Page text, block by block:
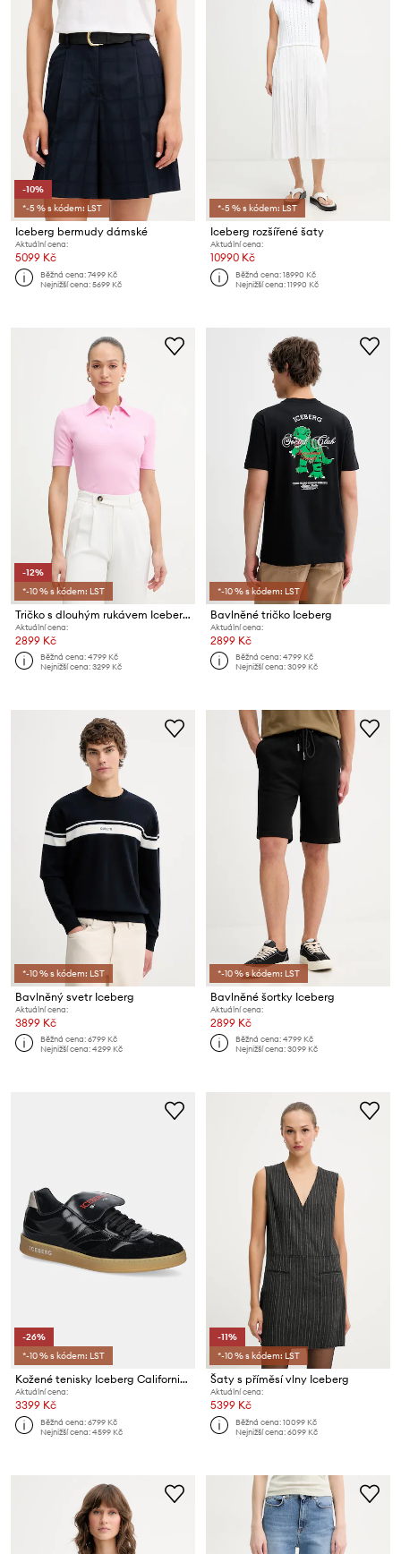
-10%
*-5 % s kódem: LST
Iceberg bermudy dámské
Aktuální cena:
5099 Kč
Běžná cena:7499 Kč
Nejnižší cena:5699 Kč
*-5 % s kódem: LST
Iceberg rozšířené šaty
Aktuální cena:
10990 Kč
Běžná cena:18990 Kč
Nejnižší cena:11990 Kč
-12%
*-10 % s kódem: LST
Tričko s dlouhým rukávem Iceberg
Aktuální cena:
2899 Kč
Běžná cena:4799 Kč
Nejnižší cena:3299 Kč
*-10 % s kódem: LST
Bavlněné tričko Iceberg
Aktuální cena:
2899 Kč
Běžná cena:4799 Kč
Nejnižší cena:3099 Kč
*-10 % s kódem: LST
Bavlněný svetr Iceberg
Aktuální cena:
3899 Kč
Běžná cena:6799 Kč
Nejnižší cena:4299 Kč
*-10 % s kódem: LST
Bavlněné šortky Iceberg
Aktuální cena:
2899 Kč
Běžná cena:4799 Kč
Nejnižší cena:3099 Kč
-26%
*-10 % s kódem: LST
Kožené tenisky Iceberg California
Aktuální cena:
3399 Kč
Běžná cena:6799 Kč
Nejnižší cena:4599 Kč
-11%
*-10 % s kódem: LST
Šaty s příměsí vlny Iceberg
Aktuální cena:
5399 Kč
Běžná cena:10099 Kč
Nejnižší cena:6099 Kč